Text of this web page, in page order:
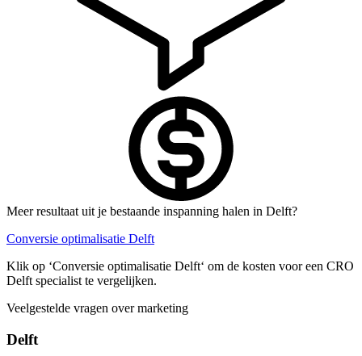
Meer resultaat uit je bestaande inspanning halen in Delft?
Conversie optimalisatie Delft
Klik op ‘Conversie optimalisatie Delft‘ om de kosten voor een CRO
Delft specialist te vergelijken.
Veelgestelde vragen over marketing
Delft